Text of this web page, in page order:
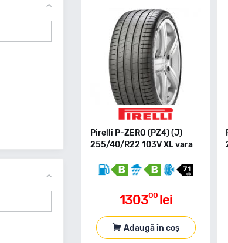
Pirelli P-ZERO (PZ4) (J)
255/40/R22 103V XL vara
130300 lei
Adaugă în coș